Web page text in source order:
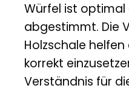
Würfel ist optimal
abgestimmt. Die
Holzschale
korrekt
Verständnis für